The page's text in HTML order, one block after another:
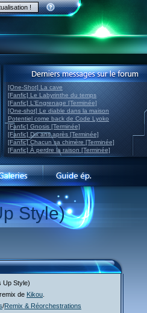
[One-Shot] La cave
[Fanfic] Le Labyrinthe du temps
[Fanfic] L'Engrenage [Terminée]
[One-shot] Le diable dans la maison
Potentiel come back de Code Lyoko
[Fanfic] Gnosis [Terminée]
[Fanfic] Dix ans après [Terminée]
[Fanfic] Chacun sa chimère [Terminée]
[Fanfic] À perdre la raison [Terminée]
Style)
Up Style)
de Kikou
/Remix & Réorchestrations